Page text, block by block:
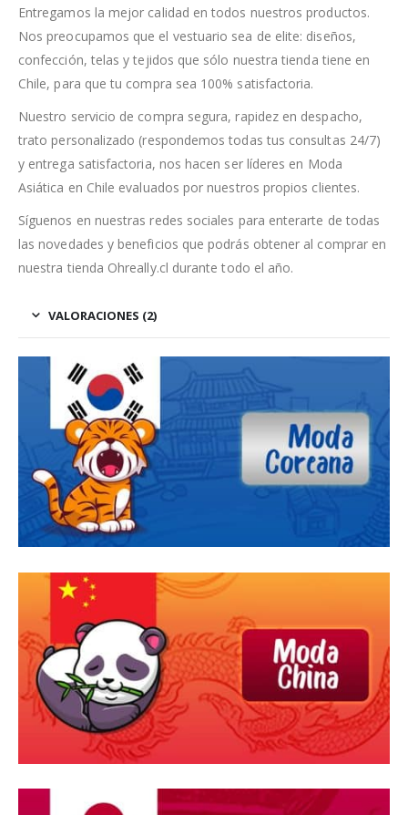
Entregamos la mejor calidad en todos nuestros productos.
Nos preocupamos que el vestuario sea de elite: diseños,
confección, telas y tejidos que sólo nuestra tienda tiene en
Chile, para que tu compra sea 100% satisfactoria.
Nuestro servicio de compra segura, rapidez en despacho,
trato personalizado (respondemos todas tus consultas 24/7)
y entrega satisfactoria, nos hacen ser líderes en Moda
Asiática en Chile evaluados por nuestros propios clientes.
Síguenos en nuestras redes sociales para enterarte de todas
las novedades y beneficios que podrás obtener al comprar en
nuestra tienda Ohreally.cl durante todo el año.
VALORACIONES (2)